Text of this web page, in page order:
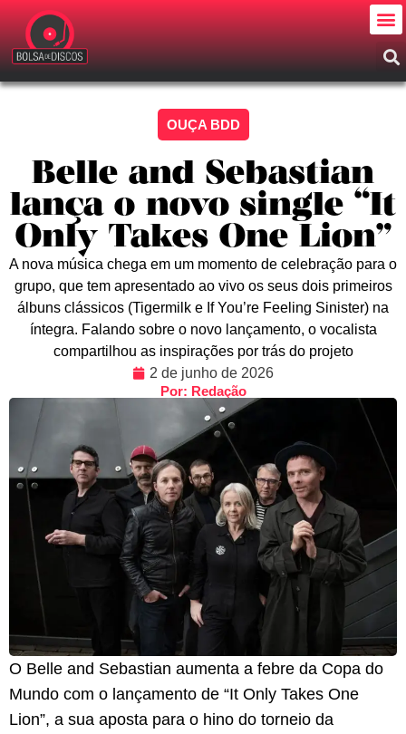
OUÇA BDD
Belle and Sebastian
lança o novo single “It
Only Takes One Lion”
A nova música chega em um momento de celebração para o
grupo, que tem apresentado ao vivo os seus dois primeiros
álbuns clássicos (Tigermilk e If You’re Feeling Sinister) na
íntegra. Falando sobre o novo lançamento, o vocalista
compartilhou as inspirações por trás do projeto
2 de junho de 2026
Por: Redação
O Belle and Sebastian aumenta a febre da Copa do
Mundo com o lançamento de “It Only Takes One
Lion”, a sua aposta para o hino do torneio da